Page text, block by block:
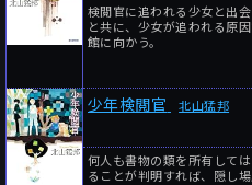
検閲官に追われる少女と出
と共に、少女が追われる原
館に向かう。
少年検閲官 北山猛邦
何人も書物の類を所有して
ることが判明すれば、隠し